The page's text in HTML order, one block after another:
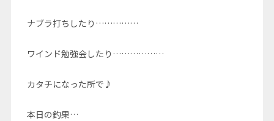
ナブラ打ちしたり……………
ワインド勉強会したり………………
カタチになった所で♪
本日の釣果…